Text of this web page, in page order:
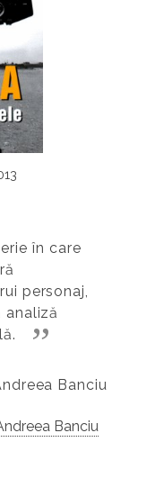
în care
personaj,
Banciu
Banciu